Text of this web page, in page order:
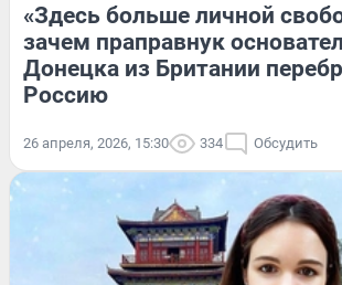
«Здесь больше личной
зачем праправнук
Донецка из Британии
Россию
26 апреля, 2026, 15:30 334 Обсудить